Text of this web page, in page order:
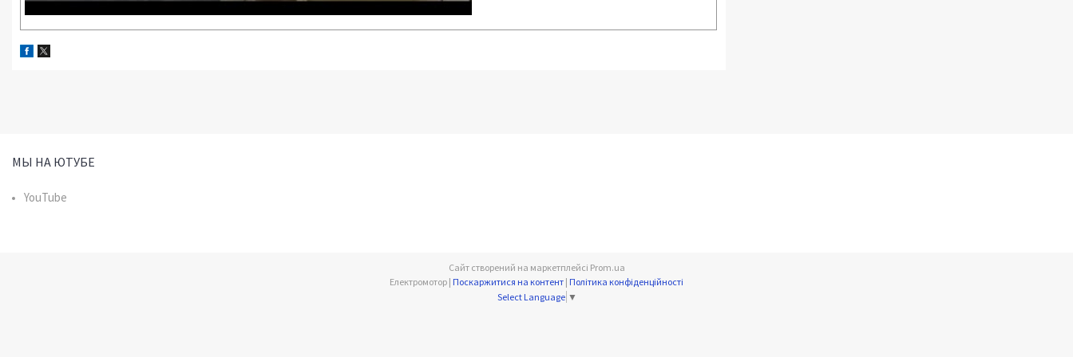
МЫ НА ЮТУБЕ
YouTube
Сайт створений на маркетплейсі Prom.ua
Електромотор | Поскаржитися на контент | Політика конфіденційності
Select Language ▼